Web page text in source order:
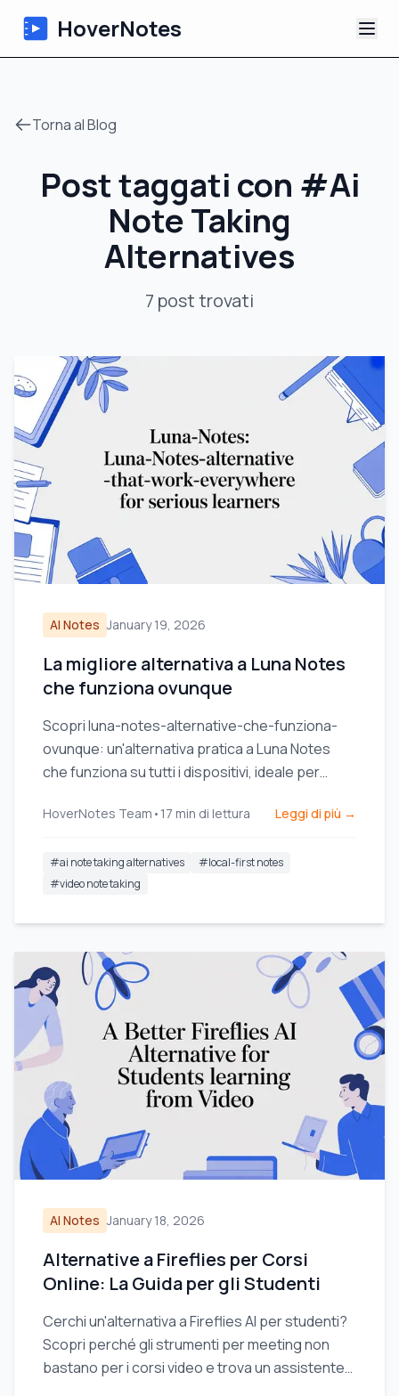
HoverNotes
Appunti Video IA
Tutorial
Torna al Blog
Post taggati con #Ai
Note Taking
Alternatives
7 posttrovati
AI Notes January 19, 2026
La migliore alternativa a Luna Notes
che funziona ovunque
Scopri luna-notes-alternative-che-funziona-
ovunque: un'alternativa pratica a Luna Notes
che funziona su tutti i dispositivi, ideale per
HoverNotes Team • 17 min di lettura Leggi di più →
#ai note taking alternatives #local-first notes
#video note taking
AI Notes January 18, 2026
Alternative a Fireflies per Corsi
Online: La Guida per gli Studenti
Cerchi un'alternativa a Fireflies AI per studenti?
Scopri perché gli strumenti per meeting non
bastano per i corsi video e trova un assistente